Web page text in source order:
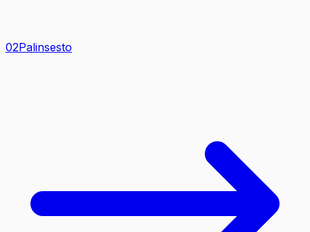
02Palinsesto